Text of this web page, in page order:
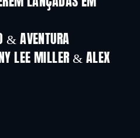
& AVENTURA
Temporada 2
LEE MILLER & ALEX